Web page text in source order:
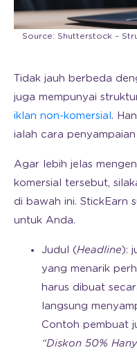
Source: Shutterstock –
Tidak jauh berbeda
juga mempunyai
iklan non-komersial .
ialah cara
Agar lebih jelas
komersial tersebut,
di bawah ini. StickEarn
untuk Anda.
Judul (Headline):
yang menarik
harus dibuat
langsung
Contoh pembuat
“Diskon 50%